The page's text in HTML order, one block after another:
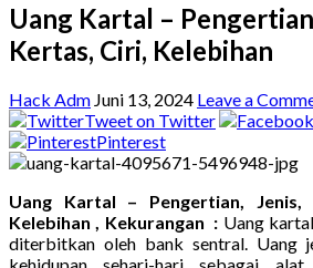
Uang Kartal –
Kertas, Ciri, Kelebihan
Hack Adm Juni 13, 2024 Leave a
Tweet on Twitter
Pinterest
Uang Kartal – Pengertian, Jenis,
Kelebihan , Kekurangan : Uang
diterbitkan oleh bank sentral. Uang